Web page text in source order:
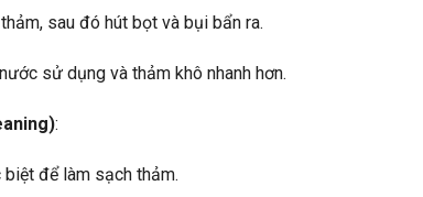
sau đó hút bọt và bụi bẩn ra.
sử dụng và thảm khô nhanh hơn.
:
để làm sạch thảm.